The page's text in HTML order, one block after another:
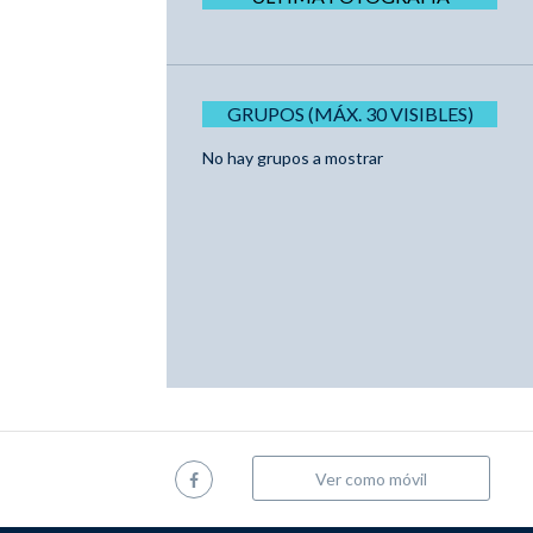
GRUPOS (MÁX. 30 VISIBLES)
No hay grupos a mostrar